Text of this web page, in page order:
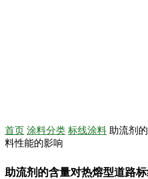
首页 涂料分类 标线涂料 助流剂
料性能的影响
助流剂的含量对热熔型道路